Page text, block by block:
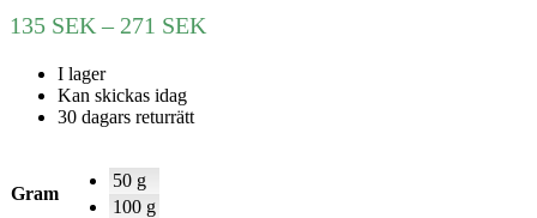
135 SEK – 271 SEK
I lager
Kan skickas idag
30 dagars returrätt
Gram
50 g
100 g